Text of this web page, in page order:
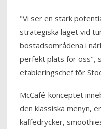
"Vi ser en stark
strategiska läget vid
bostadsområdena i
perfekt plats för oss",
etableringschef för
McCafé-konceptet
den klassiska menyn,
kaffedrycker,